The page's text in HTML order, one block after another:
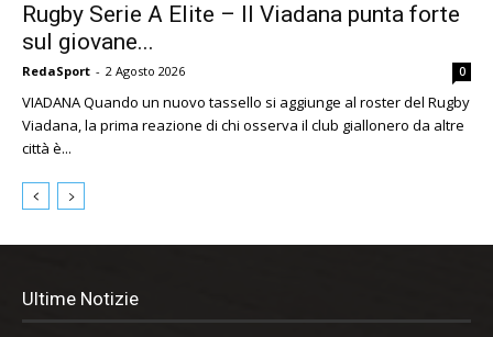
Rugby Serie A Elite – Il Viadana punta forte
sul giovane...
RedaSport - 2 Agosto 2026 0
VIADANA Quando un nuovo tassello si aggiunge al roster del Rugby
Viadana, la prima reazione di chi osserva il club giallonero da altre
città è...
Ultime Notizie